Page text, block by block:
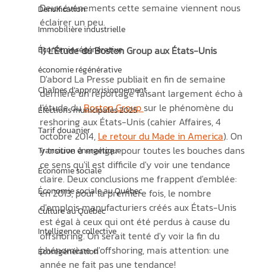
Densification
Immobilière industrielle
Économie régénérative
économie régénérative
Chaînes d’approvisionnement
Élections municipales 2025
Tarif douanier
Transition énergétique
Économie sociale
Économie sociale au Québec
Culture au Québec
Intelligence collective
Écorégénération
Deux événements cette semaine viennent nous
éclairer un peu.
1) L'Étude du Boston Group aux États-Unis
D'abord La Presse publiait en fin de semaine
dernière un reportage faisant largement écho à
l'étude du Boston Group sur le phénomène du
reshoring aux États-Unis (cahier Affaires, 4
octobre 2014, Le retour du Made in America). On
y trouve à manger pour toutes les bouches dans
ce sens qu'il est difficile d'y voir une tendance
claire. Deux conclusions me frappent d'emblée:
en 2013, pour la première fois, le nombre
d'emplois manufacturiers créés aux États-Unis
est égal à ceux qui ont été perdus à cause du
offshoring. On serait tenté d'y voir la fin du
phénomène d'offshoring, mais attention: une
année ne fait pas une tendance!